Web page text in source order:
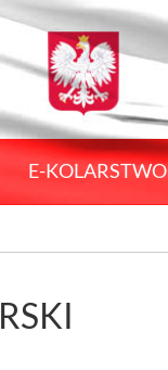
E-KOLARSTWO